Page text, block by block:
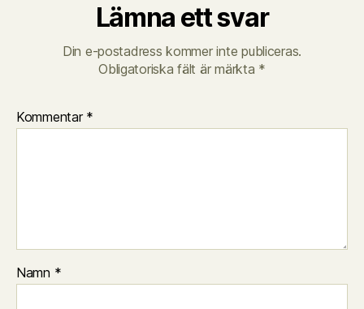
Lämna ett svar
Din e-postadress kommer inte publiceras.
Obligatoriska fält är märkta *
Kommentar *
Namn *